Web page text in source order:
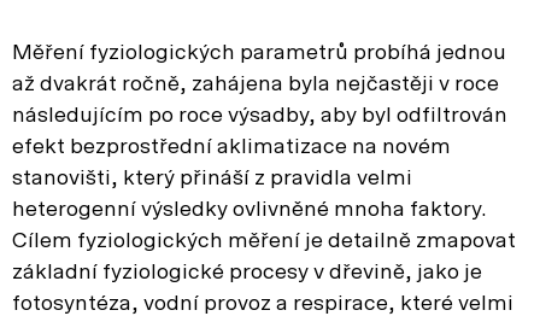
Měření fyziologických parametrů probíhá jednou
až dvakrát ročně, zahájena byla nejčastěji v roce
následujícím po roce výsadby, aby byl odfiltrován
efekt bezprostřední aklimatizace na novém
stanovišti, který přináší z pravidla velmi
heterogenní výsledky ovlivněné mnoha faktory.
Cílem fyziologických měření je detailně zmapovat
základní fyziologické procesy v dřevině, jako je
fotosyntéza, vodní provoz a respirace, které velmi